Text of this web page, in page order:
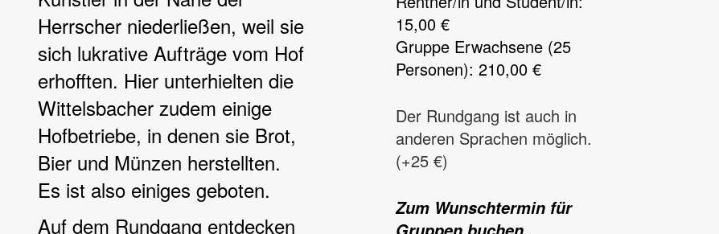
Herrscher niederließen, weil sie
sich lukrative Aufträge vom Hof
erhofften. Hier unterhielten die
Wittelsbacher zudem einige
Hofbetriebe, in denen sie Brot,
Bier und Münzen herstellten.
Es ist also einiges geboten.
Auf dem Rundgang entdecken
15,00 €
Gruppe Erwachsene (25
Personen): 210,00 €
Der Rundgang ist auch in
anderen Sprachen möglich.
(+25 €)
Zum Wunschtermin für